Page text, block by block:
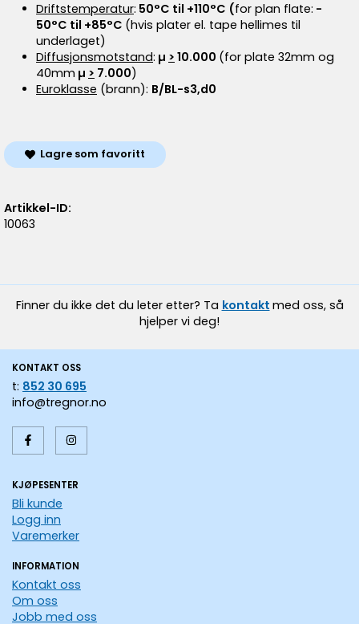
Driftstemperatur: 50°C til +110°C (for plan flate: -
50°C til +85°C (hvis plater el. tape hellimes til
underlaget)
Diffusjonsmotstand: µ > 10.000 (for plate 32mm og
40mm µ > 7.000)
Euroklasse (brann): B/BL-s3,d0
Lagre som favoritt
Artikkel-ID:
10063
Finner du ikke det du leter etter? Ta kontakt med oss, så
hjelper vi deg!
KONTAKT OSS
t: 852 30 695
info@tregnor.no
KJØPESENTER
Bli kunde
Logg inn
Varemerker
INFORMATION
Kontakt oss
Om oss
Jobb med oss